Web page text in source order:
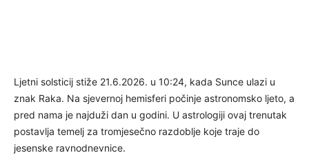
Ljetni solsticij stiže 21.6.2026. u 10:24, kada Sunce ulazi u
znak Raka. Na sjevernoj hemisferi počinje astronomsko ljeto, a
pred nama je najduži dan u godini. U astrologiji ovaj trenutak
postavlja temelj za tromjesečno razdoblje koje traje do
jesenske ravnodnevnice.